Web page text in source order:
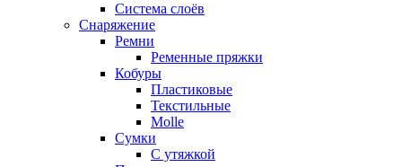
Система слоёв
Снаряжение
Ремни
Ременные пряжки
Кобуры
Пластиковые
Текстильные
Molle
Сумки
С утяжкой